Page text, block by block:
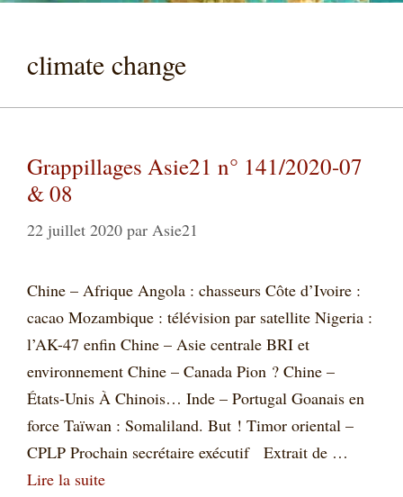
climate change
Grappillages Asie21 n° 141/2020-07
& 08
22 juillet 2020 par Asie21
Chine – Afrique Angola : chasseurs Côte d’Ivoire :
cacao Mozambique : télévision par satellite Nigeria :
l’AK-47 enfin Chine – Asie centrale BRI et
environnement Chine – Canada Pion ? Chine –
États-Unis À Chinois… Inde – Portugal Goanais en
force Taïwan : Somaliland. But ! Timor oriental –
CPLP Prochain secrétaire exécutif Extrait de …
Lire la suite